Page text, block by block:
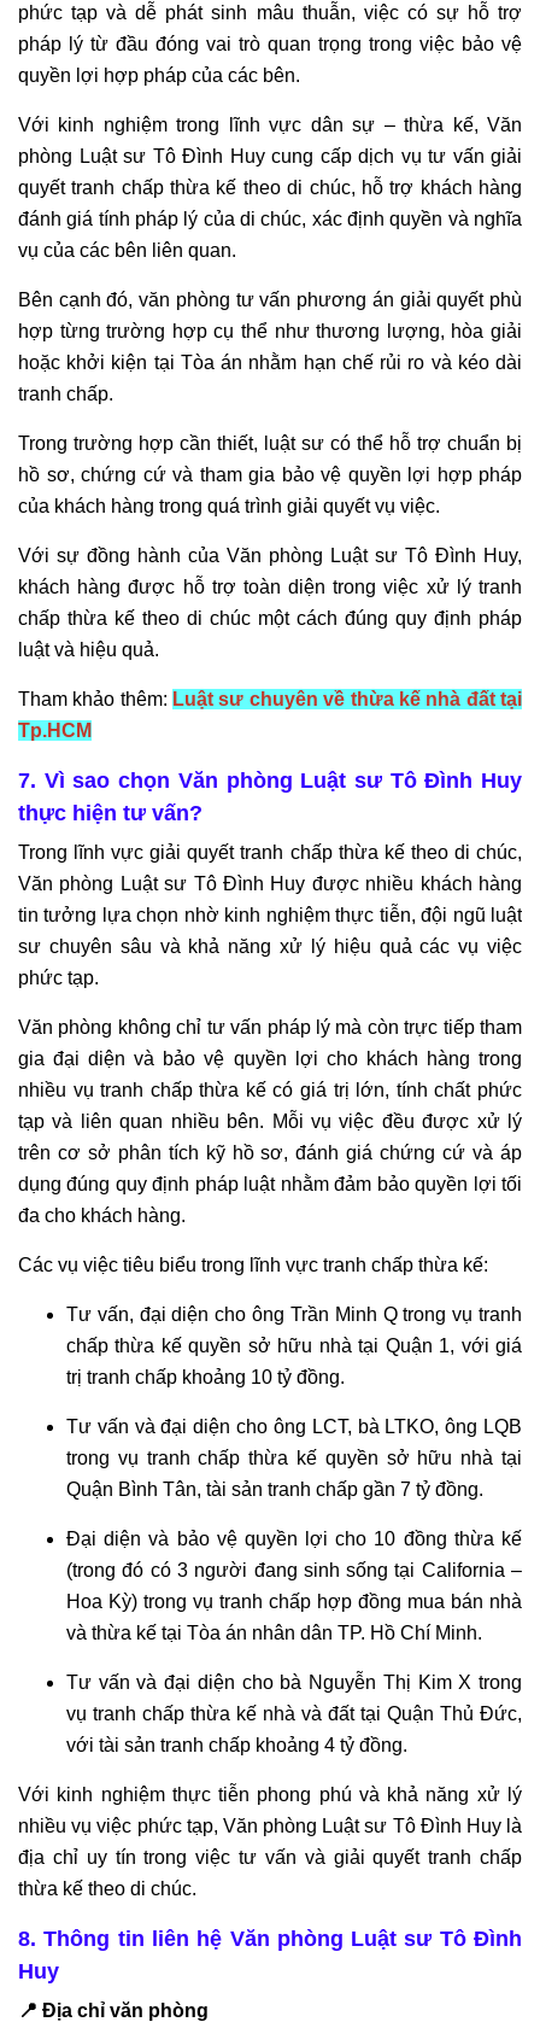
phức tạp và dễ phát sinh mâu thuẫn, việc có sự hỗ trợ
pháp lý từ đầu đóng vai trò quan trọng trong việc bảo vệ
quyền lợi hợp pháp của các bên.
Với kinh nghiệm trong lĩnh vực dân sự – thừa kế, Văn
phòng Luật sư Tô Đình Huy cung cấp dịch vụ tư vấn giải
quyết tranh chấp thừa kế theo di chúc, hỗ trợ khách hàng
đánh giá tính pháp lý của di chúc, xác định quyền và nghĩa
vụ của các bên liên quan.
Bên cạnh đó, văn phòng tư vấn phương án giải quyết phù
hợp từng trường hợp cụ thể như thương lượng, hòa giải
hoặc khởi kiện tại Tòa án nhằm hạn chế rủi ro và kéo dài
tranh chấp.
Trong trường hợp cần thiết, luật sư có thể hỗ trợ chuẩn bị
hồ sơ, chứng cứ và tham gia bảo vệ quyền lợi hợp pháp
của khách hàng trong quá trình giải quyết vụ việc.
Với sự đồng hành của Văn phòng Luật sư Tô Đình Huy,
khách hàng được hỗ trợ toàn diện trong việc xử lý tranh
chấp thừa kế theo di chúc một cách đúng quy định pháp
luật và hiệu quả.
Tham khảo thêm: Luật sư chuyên về thừa kế nhà đất tại
Tp.HCM
7. Vì sao chọn Văn phòng Luật sư Tô Đình Huy
thực hiện tư vấn?
Trong lĩnh vực giải quyết tranh chấp thừa kế theo di chúc,
Văn phòng Luật sư Tô Đình Huy được nhiều khách hàng
tin tưởng lựa chọn nhờ kinh nghiệm thực tiễn, đội ngũ luật
sư chuyên sâu và khả năng xử lý hiệu quả các vụ việc
phức tạp.
Văn phòng không chỉ tư vấn pháp lý mà còn trực tiếp tham
gia đại diện và bảo vệ quyền lợi cho khách hàng trong
nhiều vụ tranh chấp thừa kế có giá trị lớn, tính chất phức
tạp và liên quan nhiều bên. Mỗi vụ việc đều được xử lý
trên cơ sở phân tích kỹ hồ sơ, đánh giá chứng cứ và áp
dụng đúng quy định pháp luật nhằm đảm bảo quyền lợi tối
đa cho khách hàng.
Các vụ việc tiêu biểu trong lĩnh vực tranh chấp thừa kế:
Tư vấn, đại diện cho ông Trần Minh Q trong vụ tranh
chấp thừa kế quyền sở hữu nhà tại Quận 1, với giá
trị tranh chấp khoảng 10 tỷ đồng.
Tư vấn và đại diện cho ông LCT, bà LTKO, ông LQB
trong vụ tranh chấp thừa kế quyền sở hữu nhà tại
Quận Bình Tân, tài sản tranh chấp gần 7 tỷ đồng.
Đại diện và bảo vệ quyền lợi cho 10 đồng thừa kế
(trong đó có 3 người đang sinh sống tại California –
Hoa Kỳ) trong vụ tranh chấp hợp đồng mua bán nhà
và thừa kế tại Tòa án nhân dân TP. Hồ Chí Minh.
Tư vấn và đại diện cho bà Nguyễn Thị Kim X trong
vụ tranh chấp thừa kế nhà và đất tại Quận Thủ Đức,
với tài sản tranh chấp khoảng 4 tỷ đồng.
Với kinh nghiệm thực tiễn phong phú và khả năng xử lý
nhiều vụ việc phức tạp, Văn phòng Luật sư Tô Đình Huy là
địa chỉ uy tín trong việc tư vấn và giải quyết tranh chấp
thừa kế theo di chúc.
8. Thông tin liên hệ Văn phòng Luật sư Tô Đình
Huy
📍 Địa chỉ văn phòng